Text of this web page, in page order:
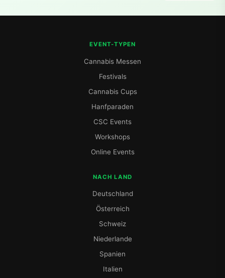
EVENT-TYPEN
Cannabis Messen
Festivals
Cannabis Cups
Hanfparaden
CSC Events
Workshops
Online Events
NACH LAND
Deutschland
Österreich
Schweiz
Niederlande
Spanien
Italien